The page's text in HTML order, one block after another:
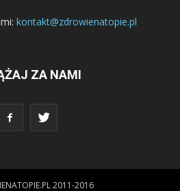
kontakt@zdrowienatopie.pl
ZA NAMI
2011-2016